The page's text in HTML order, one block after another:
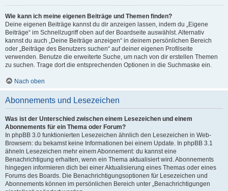
Wie kann ich meine eigenen Beiträge und Themen finden?
Deine eigenen Beiträge kannst du dir anzeigen lassen, indem du „Eigene
Beiträge“ im Schnellzugriff oben auf der Boardseite auswählst. Alternativ
kannst du auch „Deine Beiträge anzeigen“ in deinem persönlichen Bereich
oder „Beiträge des Benutzers suchen“ auf deiner eigenen Profilseite
verwenden. Benutze die erweiterte Suche, um nach von dir erstellen Themen
zu suchen. Trage dort die entsprechenden Optionen in die Suchmaske ein.
Nach oben
Abonnements und Lesezeichen
Was ist der Unterschied zwischen einem Lesezeichen und einem
Abonnements für ein Thema oder Forum?
In phpBB 3.0 funktionierten Lesezeichen ähnlich den Lesezeichen in Web-
Browsern: du bekamst keine Informationen bei einem Update. In phpBB 3.1
ähneln Lesezeichen mehr einem Abonnement: du kannst eine
Benachrichtigung erhalten, wenn ein Thema aktualisiert wird. Abonnements
hingegen informieren dich bei einer Aktualisierung eines Themas oder eines
Forums des Boards. Die Benachrichtigungsoptionen für Lesezeichen und
Abonnements können im persönlichen Bereich unter „Benachrichtigungen